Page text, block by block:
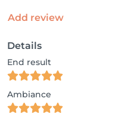
Add review
Details
End result
Ambiance